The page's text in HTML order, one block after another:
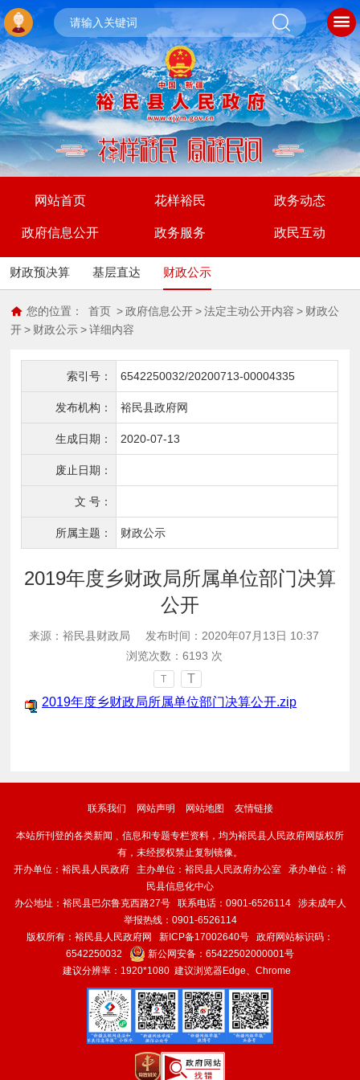
网站首页 花样裕民 政务动态
政府信息公开 政务服务 政民互动
财政预决算 基层直达 财政公示
您的位置： 首页 > 政府信息公开 > 法定主动公开内容 > 财政公
开 > 财政公示 > 详细内容
索引号： 6542250032/20200713-00004335
发布机构： 裕民县政府网
生成日期： 2020-07-13
废止日期：
文 号：
所属主题： 财政公示
2019年度乡财政局所属单位部门决算
公开
来源：裕民县财政局
发布时间：2020年07月13日 10:37
浏览次数： 6193 次
T
T
2019年度乡财政局所属单位部门决算公开.zip
联系我们 网站声明 网站地图 友情链接
本站所刊登的各类新闻﹑信息和专题专栏资料，均为裕民县人民政府网版权所
有，未经授权禁止复制镜像。
开办单位：裕民县人民政府 主办单位：裕民县人民政府办公室 承办单位：裕
民县信息化中心
办公地址：裕民县巴尔鲁克西路27号 联系电话：0901-6526114 涉未成年人
举报热线：0901-6526114
版权所有：裕民县人民政府网 新ICP备17002640号 政府网站标识码：
6542250032
新公网安备： 65422502000001号
建议分辨率：1920*1080 建议浏览器Edge、Chrome